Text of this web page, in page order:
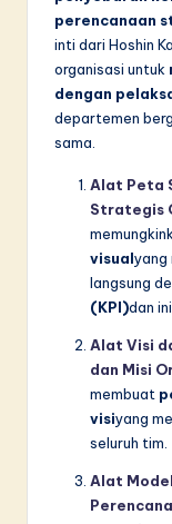
perencanaan
inti dari Hoshin
organisasi untuk
dengan
departemen
sama.
Alat Peta
Strategis
visualyang
langsung
(KPI)dan
Alat Visi
dan Misi
membuat
visiyang
seluruh tim.
Alat